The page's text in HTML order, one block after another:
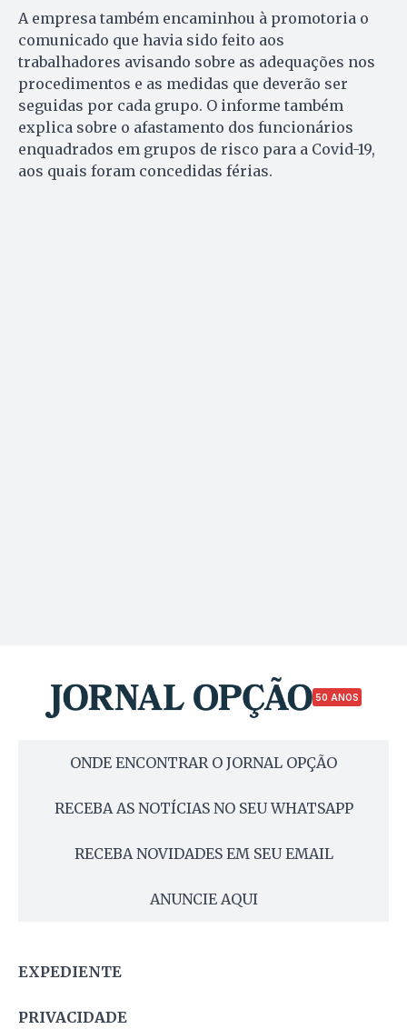
A empresa também encaminhou à promotoria o
comunicado que havia sido feito aos
trabalhadores avisando sobre as adequações nos
procedimentos e as medidas que deverão ser
seguidas por cada grupo. O informe também
explica sobre o afastamento dos funcionários
enquadrados em grupos de risco para a Covid-19,
aos quais foram concedidas férias.
50 ANOS
ONDE ENCONTRAR O JORNAL OPÇÃO
RECEBA AS NOTÍCIAS NO SEU WHATSAPP
RECEBA NOVIDADES EM SEU EMAIL
ANUNCIE AQUI
EXPEDIENTE
PRIVACIDADE